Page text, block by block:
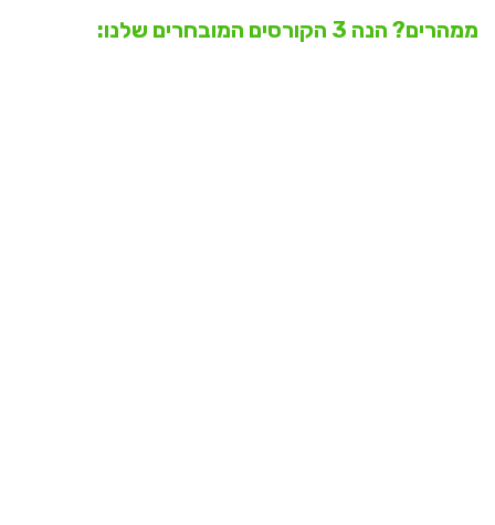
ממהרים? הנה 3 הקורסים המובחרים שלנו: